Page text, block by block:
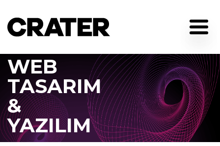
Anasayfa
Hakkımızda
Hizmetlerimiz
WEB
TASARIM
&
YAZILIM